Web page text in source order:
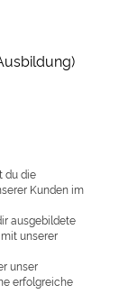
du die
Kunden im
ausgebildete
unserer
unser
erfolgreiche